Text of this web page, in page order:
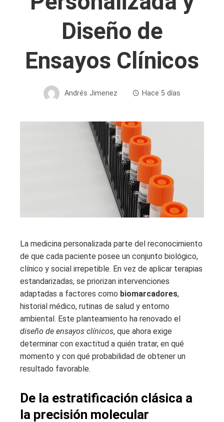
Diseño de
Ensayos Clínicos
Andrés Jimenez Hace 5 días
La medicina personalizada parte del reconocimiento
de que cada paciente posee un conjunto biológico,
clínico y social irrepetible. En vez de aplicar terapias
estandarizadas, se priorizan intervenciones
adaptadas a factores como biomarcadores,
historial médico, rutinas de salud y entorno
ambiental. Este planteamiento ha renovado el
diseño de ensayos clínicos, que ahora exige
determinar con exactitud a quién tratar, en qué
momento y con qué probabilidad de obtener un
resultado favorable.
De la estratificación clásica a
la precisión molecular